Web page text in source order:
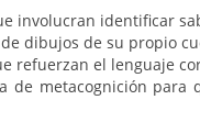
involucran identificar
dibujos de su propio
refuerzan el lenguaje
de metacognición